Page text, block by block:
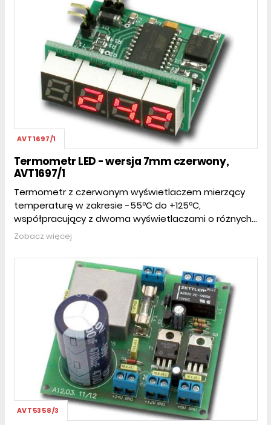
AVT1697/1
Termometr LED - wersja 7mm czerwony,
AVT1697/1
Termometr z czerwonym wyświetlaczem mierzący
temperaturę w zakresie -55ºC do +125ºC,
współpracujący z dwoma wyświetlaczami o różnych...
Zobacz więcej
AVT5358/3